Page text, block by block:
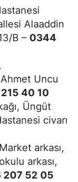
Alaaddin
B – 0344
Uncu
40 10
Üngüt
civarı
arkası,
arkası,
207 52 05